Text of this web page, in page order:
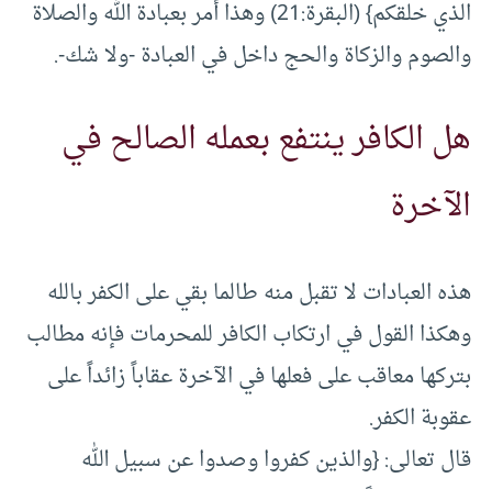
الذي خلقكم} (البقرة:21) وهذا أمر بعبادة الله والصلاة
والصوم والزكاة والحج داخل في العبادة -ولا شك-.
هل الكافر ينتفع بعمله الصالح في
الآخرة
هذه العبادات لا تقبل منه طالما بقي على الكفر بالله
وهكذا القول في ارتكاب الكافر للمحرمات فإنه مطالب
بتركها معاقب على فعلها في الآخرة عقاباً زائداً على
عقوبة الكفر.
قال تعالى: {والذين كفروا وصدوا عن سبيل الله